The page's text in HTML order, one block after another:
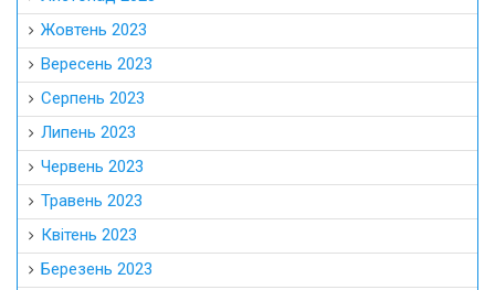
Жовтень 2023
Вересень 2023
Серпень 2023
Липень 2023
Червень 2023
Травень 2023
Квітень 2023
Березень 2023